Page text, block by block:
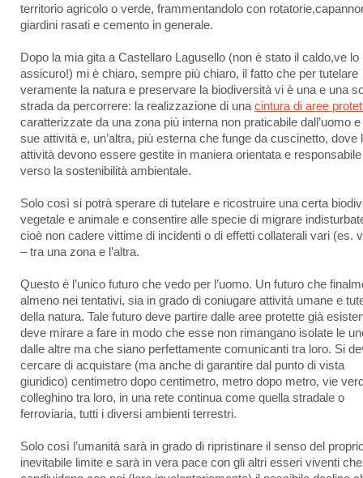
territorio agricolo o verde, frammentandolo con
giardini rasati e cemento in generale.
Dopo la mia gita a Castellaro Lagusello (non è stato il caldo,ve lo
assicuro!) mi è chiaro, sempre più chiaro, il fatto che per tutelare
veramente la natura e preservare la biodiversità vi è una e una
strada da percorrere: la realizzazione di una cintura di aree
caratterizzate da una zona più interna non praticabile dall’uomo e
sue attività e, un’altra, più esterna che funge da cuscinetto, dove
attività devono essere gestite in maniera orientata e responsabile
verso la sostenibilità ambientale.
Solo così si potrà sperare di tutelare e ricostruire una certa
vegetale e animale e consentire alle specie di migrare
cioè non cadere vittime di incidenti o di effetti collaterali vari (es.
– tra una zona e l’altra.
Questo è l’unico futuro che vedo per l’uomo. Un futuro che
almeno nei tentativi, sia in grado di coniugare attività umane e
della natura. Tale futuro deve partire dalle aree protette già
deve mirare a fare in modo che esse non rimangano isolate le
dalle altre ma che siano perfettamente comunicanti tra loro. Si
cercare di acquistare (ma anche di garantire dal punto di vista
giuridico) centimetro dopo centimetro, metro dopo metro, vie
colleghino tra loro, in una rete continua come quella stradale o
ferroviaria, tutti i diversi ambienti terrestri.
Solo così l’umanità sarà in grado di ripristinare il senso del
inevitabile limite e sarà in vera pace con gli altri esseri viventi che